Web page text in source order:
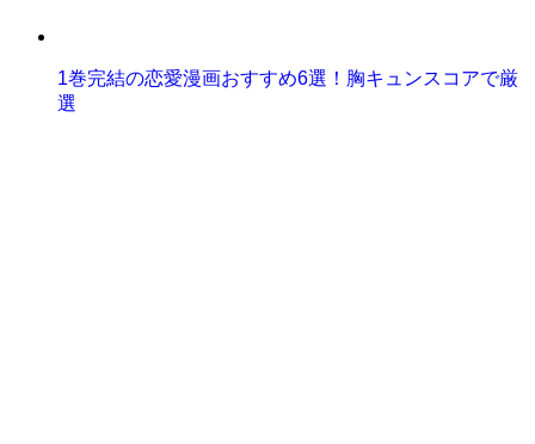
1巻完結の恋愛漫画おすすめ6選！胸キュンスコアで厳
選